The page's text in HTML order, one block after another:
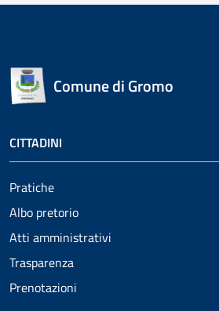
Comune di Gromo
CITTADINI
Pratiche
Albo pretorio
Atti amministrativi
Trasparenza
Prenotazioni